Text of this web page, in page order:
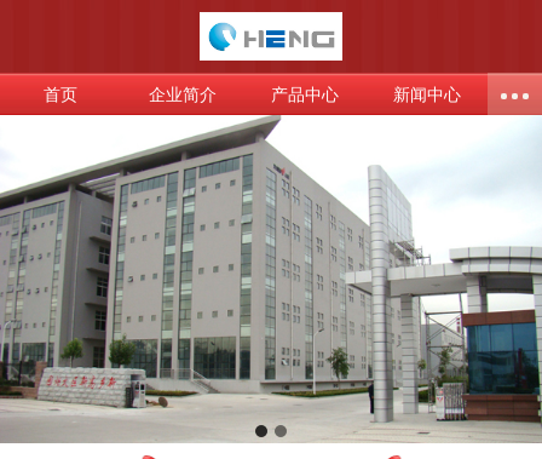
首页 企业简介 产品中心 新闻中心